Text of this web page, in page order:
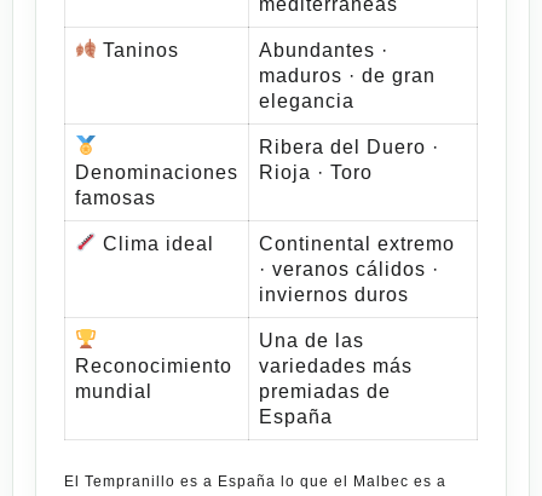
Taninos
Abundantes ·
maduros · de gran
elegancia
Denominaciones
famosas
Ribera del Duero ·
Rioja · Toro
Clima ideal
Continental extremo
· veranos cálidos ·
inviernos duros
Reconocimiento
mundial
Una de las
variedades más
premiadas de
España
El Tempranillo es a España lo que el Malbec es a